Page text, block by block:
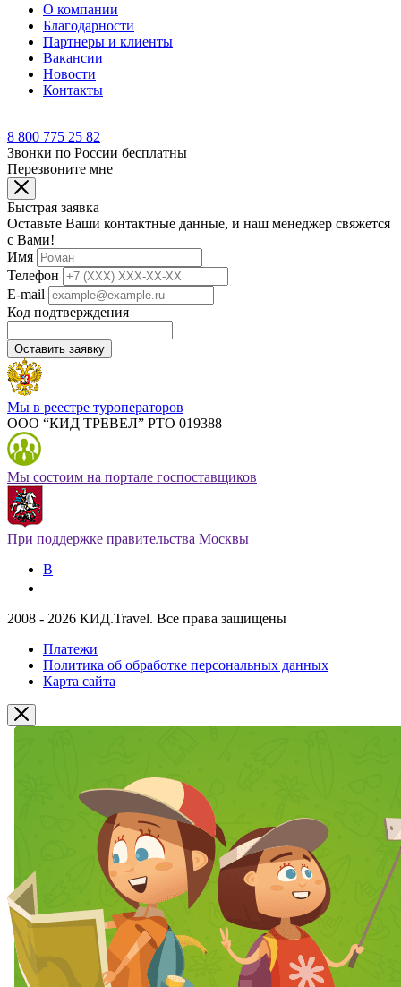
О компании
Благодарности
Партнеры и клиенты
Вакансии
Новости
Контакты
8 800 775 25 82
Звонки по России бесплатны
Перезвоните мне
Быстрая заявка
Оставьте Ваши контактные данные, и наш менеджер свяжется
с Вами!
Имя
Телефон
E-mail
Код подтверждения
Оставить заявку
Мы в реестре туроператоров
ООО “КИД ТРЕВЕЛ” РТО 019388
Мы состоим на портале госпоставщиков
При поддержке правительства Москвы
В
2008 - 2026 КИД.Travel. Все права защищены
Платежи
Политика об обработке персональных данных
Карта сайта